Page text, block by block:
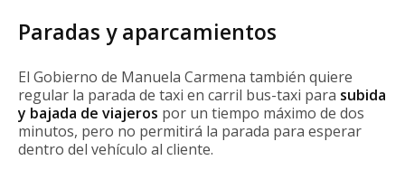
Paradas y aparcamientos
El Gobierno de Manuela Carmena también quiere
regular la parada de taxi en carril bus-taxi para subida
y bajada de viajeros por un tiempo máximo de dos
minutos, pero no permitirá la parada para esperar
dentro del vehículo al cliente.